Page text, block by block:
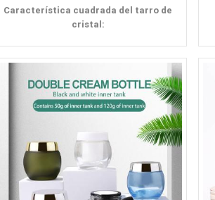
Característica cuadrada del tarro de
cristal:
Alta calidad
Color personalizado
Impresión de logotipo